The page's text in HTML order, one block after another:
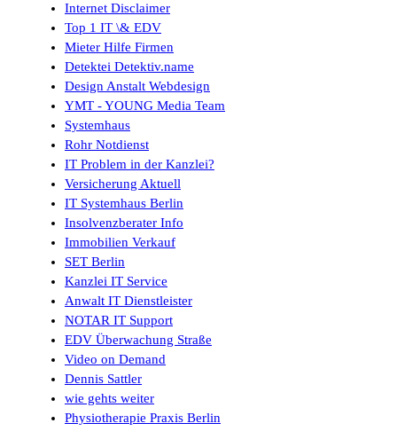
Internet Disclaimer
Top 1 IT \& EDV
Mieter Hilfe Firmen
Detektei Detektiv.name
Design Anstalt Webdesign
YMT - YOUNG Media Team
Systemhaus
Rohr Notdienst
IT Problem in der Kanzlei?
Versicherung Aktuell
IT Systemhaus Berlin
Insolvenzberater Info
Immobilien Verkauf
SET Berlin
Kanzlei IT Service
Anwalt IT Dienstleister
NOTAR IT Support
EDV Überwachung Straße
Video on Demand
Dennis Sattler
wie gehts weiter
Physiotherapie Praxis Berlin